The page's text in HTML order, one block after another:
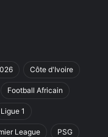
Côte d'Ivoire
Football Africain
Ligue 1
League PSG